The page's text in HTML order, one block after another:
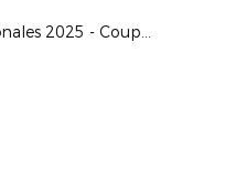
Finales régionales 2025 - Coupe Crédit Agricole U18F